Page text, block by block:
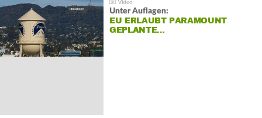
Unter Auflagen:
EU ERLAUBT PARAMOUNT
GEPLANTE…